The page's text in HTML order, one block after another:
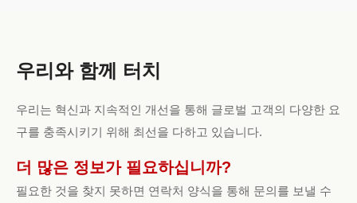
우리와 함께 터치
우리는 혁신과 지속적인 개선을 통해 글로벌 고객의 다양한 요
구를 충족시키기 위해 최선을 다하고 있습니다.
더 많은 정보가 필요하십니까?
필요한 것을 찾지 못하면 연락처 양식을 통해 문의를 보낼 수